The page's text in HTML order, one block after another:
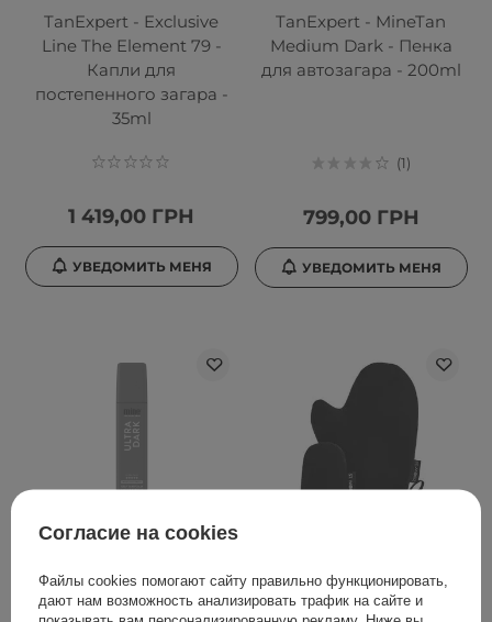
TanExpert - Exclusive
Line The Element 79 -
Капли для
постепенного загара -
35ml
1 419,00 ГРН
УВЕДОМИТЬ МЕНЯ
TanExpert - MineTan
Medium Dark - Пенка
для автозагара - 200ml
1
799,00 ГРН
УВЕДОМИТЬ МЕНЯ
Ultra Dark - Пенка для
автозагара - 200ml
перчаток для нанесения
автозагара - Face + Body
Согласие на cookies
Файлы cookies помогают сайту правильно функционировать,
дают нам возможность анализировать трафик на сайте и